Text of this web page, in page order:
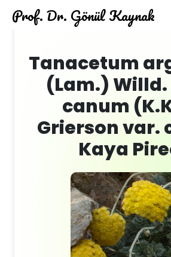
Prof. Dr. Gönül Kaynak
Tanacetum
(Lam.)
canum
Grierson var.
Kaya